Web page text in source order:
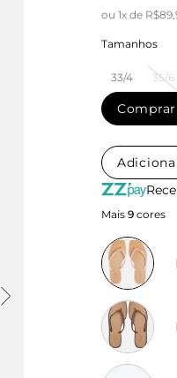
ou 1x de
Tamanhos
33/4 35/6
Comprar
Mais 9 cores